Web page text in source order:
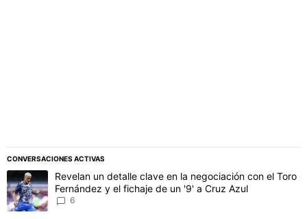
CONVERSACIONES ACTIVAS
Este listado muestra los artículos con más comentarios en los
Un artículo de tendencia con el título "Revelan un detalle clave
Revelan un detalle clave en la negociación con el Toro
Fernández y el fichaje de un '9' a Cruz Azul
6